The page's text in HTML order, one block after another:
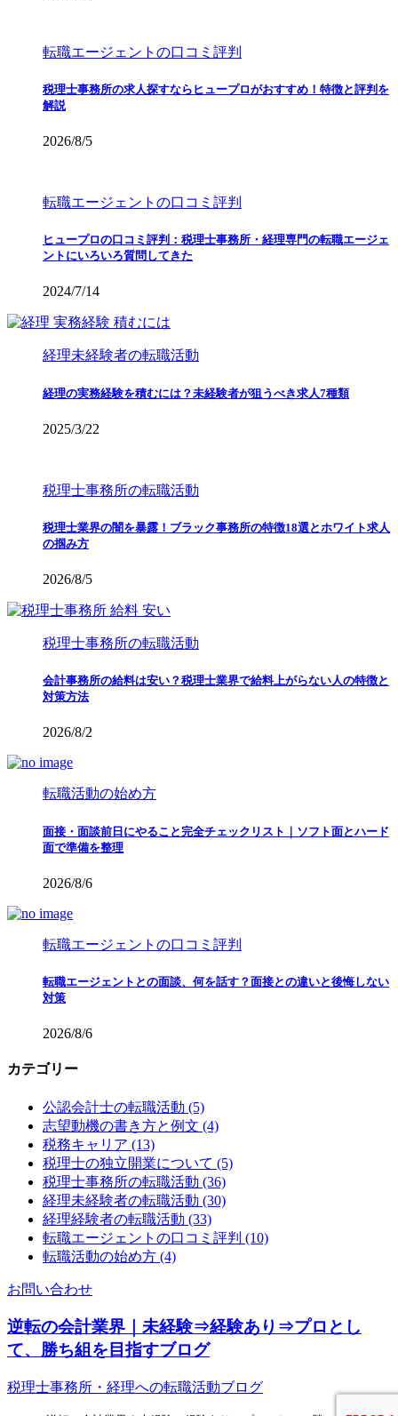
転職エージェントの口コミ評判
税理士事務所の求人探すならヒュープロがおすすめ！特徴と評判を
解説
2026/8/5
転職エージェントの口コミ評判
ヒュープロの口コミ評判：税理士事務所・経理専門の転職エージェ
ントにいろいろ質問してきた
2024/7/14
経理未経験者の転職活動
経理の実務経験を積むには？未経験者が狙うべき求人7種類
2025/3/22
税理士事務所の転職活動
税理士業界の闇を暴露！ブラック事務所の特徴18選とホワイト求人
の掴み方
2026/8/5
税理士事務所の転職活動
会計事務所の給料は安い？税理士業界で給料上がらない人の特徴と
対策方法
2026/8/2
転職活動の始め方
面接・面談前日にやること完全チェックリスト｜ソフト面とハード
面で準備を整理
2026/8/6
転職エージェントの口コミ評判
転職エージェントとの面談、何を話す？面接との違いと後悔しない
対策
2026/8/6
カテゴリー
公認会計士の転職活動 (5)
志望動機の書き方と例文 (4)
税務キャリア (13)
税理士の独立開業について (5)
税理士事務所の転職活動 (36)
経理未経験者の転職活動 (30)
経理経験者の転職活動 (33)
転職エージェントの口コミ評判 (10)
転職活動の始め方 (4)
お問い合わせ
逆転の会計業界｜未経験⇒経験あり⇒プロとし
て、勝ち組を目指すブログ
税理士事務所・経理への転職活動ブログ